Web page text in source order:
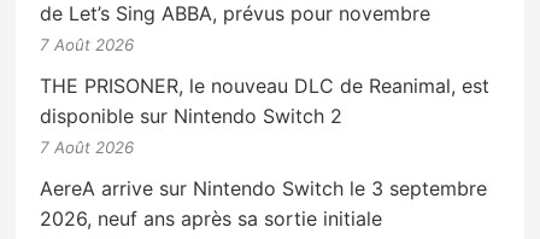
de Let’s Sing ABBA, prévus pour novembre
7 Août 2026
THE PRISONER, le nouveau DLC de Reanimal, est
disponible sur Nintendo Switch 2
7 Août 2026
AereA arrive sur Nintendo Switch le 3 septembre
2026, neuf ans après sa sortie initiale